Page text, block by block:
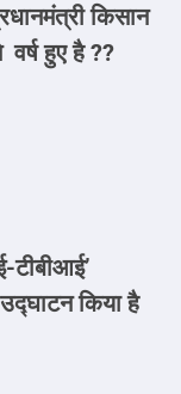
किसान
हुए है ??
टीबीआई’
किया है